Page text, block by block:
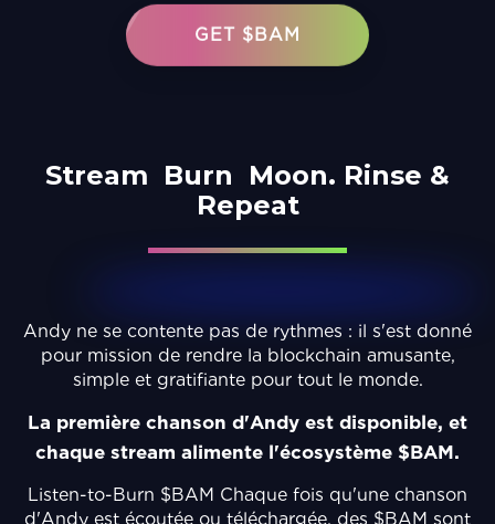
GET $BAM
Stream Burn Moon. Rinse &
Repeat
Andy ne se contente pas de rythmes : il s'est donné
pour mission de rendre la blockchain amusante,
simple et gratifiante pour tout le monde.
La première chanson d'Andy est disponible, et
chaque stream alimente l'écosystème $BAM.
Listen-to-Burn $BAM Chaque fois qu'une chanson
d'Andy est écoutée ou téléchargée, des $BAM sont